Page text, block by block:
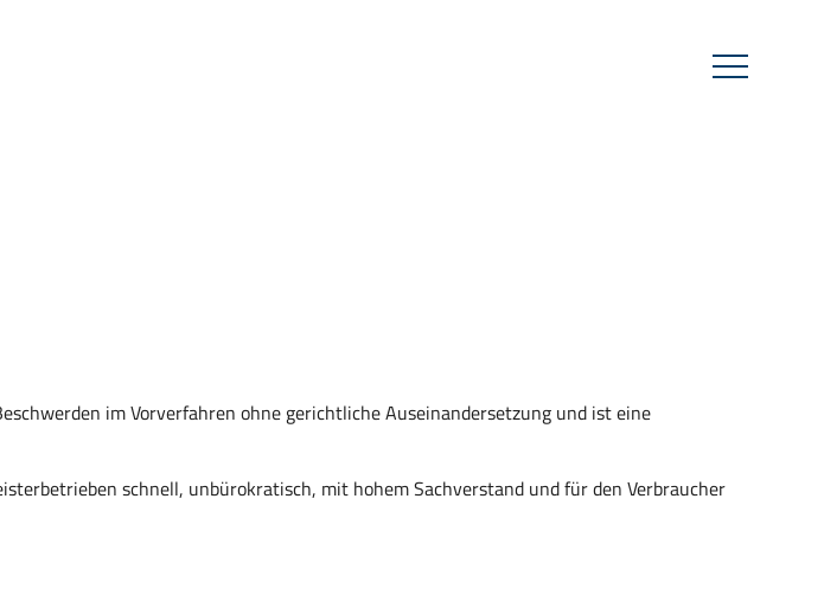
im Vorverfahren ohne gerichtliche Auseinandersetzung und ist eine
schnell, unbürokratisch, mit hohem Sachverstand und für den Verbraucher